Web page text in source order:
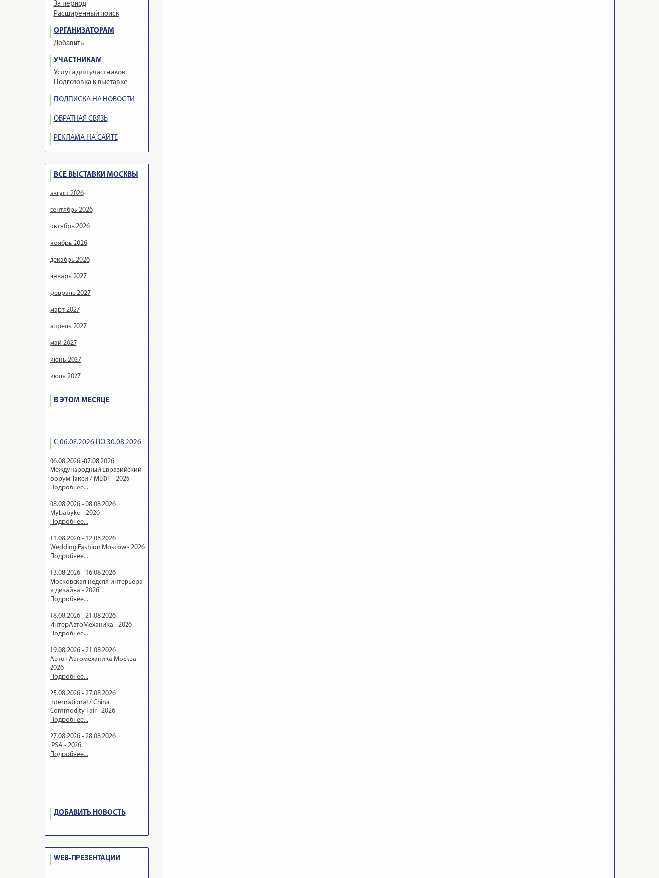
За период
Расширенный поиск
ОРГАНИЗАТОРАМ
Добавить
УЧАСТНИКАМ
Услуги для участников
Подготовка к выставке
ПОДПИСКА НА НОВОСТИ
ОБРАТНАЯ СВЯЗЬ
РЕКЛАМА НА САЙТЕ
ВСЕ ВЫСТАВКИ МОСКВЫ
август 2026
сентябрь 2026
октябрь 2026
ноябрь 2026
декабрь 2026
январь 2027
февраль 2027
март 2027
апрель 2027
май 2027
июнь 2027
июль 2027
В ЭТОМ МЕСЯЦЕ
С 06.08.2026 ПО 30.08.2026
06.08.2026 -07.08.2026
Международный Евразийский
форум Такси / МЕФТ - 2026
Подробнее...
08.08.2026 - 08.08.2026
Mybabyko - 2026
Подробнее...
11.08.2026 - 12.08.2026
Wedding Fashion Moscow - 2026
Подробнее...
13.08.2026 - 16.08.2026
Московская неделя интерьера
и дизайна - 2026
Подробнее...
18.08.2026 - 21.08.2026
ИнтерАвтоМеханика - 2026
Подробнее...
19.08.2026 - 21.08.2026
Авто+Автомеханика Москва -
2026
Подробнее...
25.08.2026 - 27.08.2026
International / China
Commodity Fair - 2026
Подробнее...
27.08.2026 - 28.08.2026
IPSA - 2026
Подробнее...
ДОБАВИТЬ НОВОСТЬ
WEB-ПРЕЗЕНТАЦИИ